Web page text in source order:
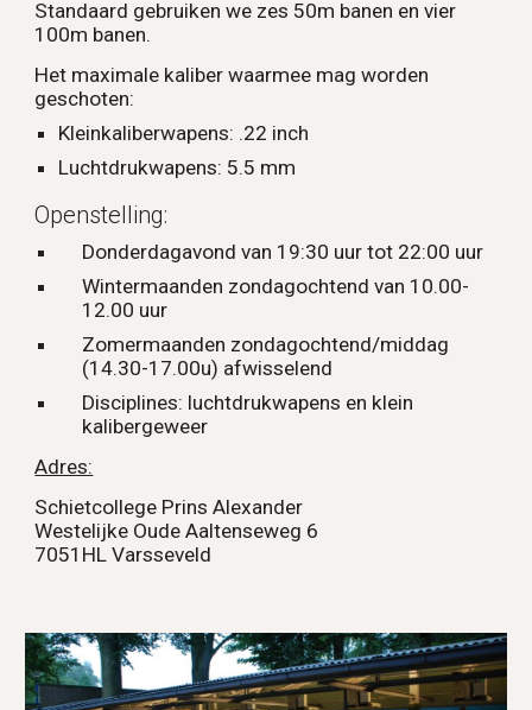
Standaard gebruiken we zes 50m banen en vier
100m banen.
Het maximale kaliber waarmee mag worden
geschoten:
Kleinkaliberwapens: .22 inch
Luchtdrukwapens: 5.5 mm
Openstelling:
Donderdagavond van 19:30 uur tot 22:00 uur
Wintermaanden zondagochtend van 10.00-
12.00 uur
Zomermaanden zondagochtend/middag
(14.30-17.00u) afwisselend
Disciplines: luchtdrukwapens en klein
kalibergeweer
Adres:
Schietcollege Prins Alexander
Westelijke Oude Aaltenseweg 6
7051HL Varsseveld